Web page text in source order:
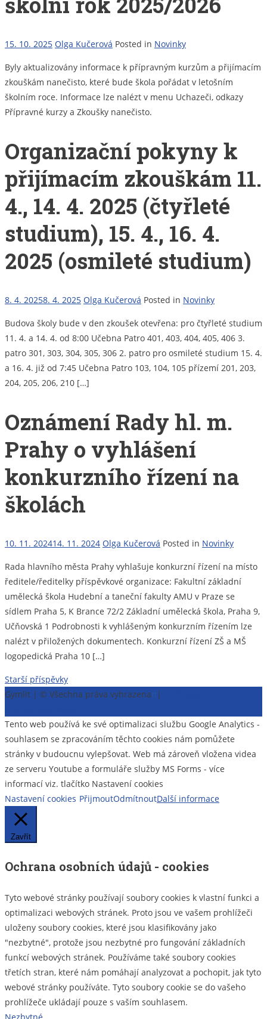
15. 10. 2025 Olga Kučerová Posted in Novinky
Byly aktualizovány informace k přípravným kurzům a přijímacím
zkouškám nanečisto, které bude škola pořádat v letošním
školním roce. Informace lze nalézt v menu Uchazeči, odkazy
Přípravné kurzy a Zkoušky nanečisto.
Organizační pokyny k
přijímacím zkouškám 11.
4., 14. 4. 2025 (čtyřleté
studium), 15. 4., 16. 4.
2025 (osmileté studium)
8. 4. 20258. 4. 2025 Olga Kučerová Posted in Novinky
Budova školy bude v den zkoušek otevřena: pro čtyřleté studium
11. 4. a 14. 4. od 8:00 Učebna Patro 401, 403, 404, 405, 406 3.
patro 301, 303, 304, 305, 306 2. patro pro osmileté studium 15. 4.
a 16. 4. již od 7:45 Učebna Patro 103, 104, 105 přízemí 201, 203,
204, 205, 206, 210 […]
Oznámení Rady hl. m.
Prahy o vyhlášení
konkurzního řízení na
školách
10. 11. 202414. 11. 2024 Olga Kučerová Posted in Novinky
Rada hlavního města Prahy vyhlašuje konkurzní řízení na místo
ředitele/ředitelky příspěvkové organizace: Fakultní základní
umělecká škola Hudební a taneční fakulty AMU v Praze se
sídlem Praha 5, K Brance 72/2 Základní umělecká škola, Praha 9,
Učňovská 1 Podrobnosti k vyhlášeným konkurzním řízením lze
nalézt v přiložených dokumentech. Konkurzní řízení ZŠ a MŠ
logopedická Praha 10 […]
Navigace
pro
příspěvky
Starší příspěvky
Gymlit | © Všechna práva vyhrazena
|
Tento web používá ke své optimalizaci službu Google Analytics -
souhlasem se zpracováním těchto cookies nám pomůžete
stránky v budoucnu vylepšovat. Web má zároveň vložena videa
ze serveru Youtube a formuláře služby MS Forms - více
informací viz. tlačítko Nastavení cookies
Nastavení cookies PřijmoutOdmítnoutDalší informace
Zavřít
Ochrana osobních údajů - cookies
Tyto webové stránky používají soubory cookies k vlastní funkci a
optimalizaci webových stránek. Proto jsou ve vašem prohlížeči
uloženy soubory cookies, které jsou klasifikovány jako
"nezbytné", protože jsou nezbytné pro fungování základních
funkcí webových stránek. Používáme také soubory cookies
třetích stran, které nám pomáhají analyzovat a pochopit, jak tyto
webové stránky používáte. Tyto soubory cookie se do vašeho
prohlížeče ukládají pouze s vaším souhlasem.